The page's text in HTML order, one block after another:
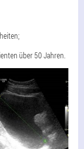
über 50 Jahren.